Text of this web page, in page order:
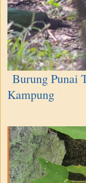
Burung Punai
Kampung